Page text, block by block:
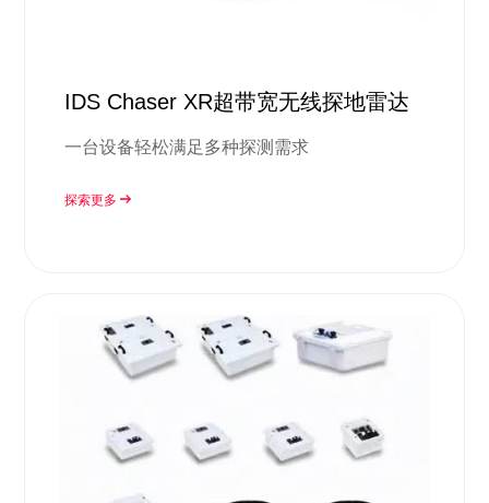
IDS Chaser XR超带宽无线探地雷达
一台设备轻松满足多种探测需求
探索更多